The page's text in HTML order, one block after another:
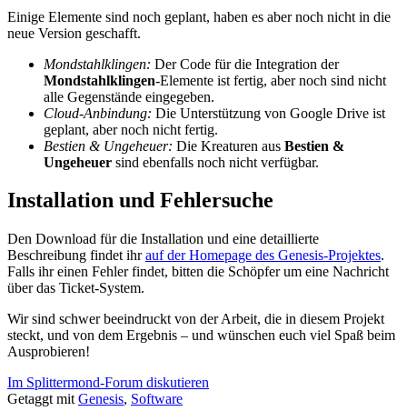
Einige Elemente sind noch geplant, haben es aber noch nicht in die
neue Version geschafft.
Mondstahlklingen: Der Code für die Integration der
Mondstahlklingen-Elemente ist fertig, aber noch sind nicht
alle Gegenstände eingegeben.
Cloud-Anbindung: Die Unterstützung von Google Drive ist
geplant, aber noch nicht fertig.
Bestien & Ungeheuer: Die Kreaturen aus Bestien &
Ungeheuer sind ebenfalls noch nicht verfügbar.
Installation und Fehlersuche
Den Download für die Installation und eine detaillierte
Beschreibung findet ihrauf der Homepage des Genesis-Projektes.
Falls ihr einen Fehler findet, bitten die Schöpfer um eine Nachricht
über das Ticket-System.
Wir sind schwer beeindruckt von der Arbeit, die in diesem Projekt
steckt, und von dem Ergebnis – und wünschen euch viel Spaß beim
Ausprobieren!
Im Splittermond-Forum diskutieren
Getaggt mit Genesis, Software